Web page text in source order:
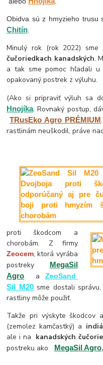
Obidva sú z hmyzieho trusu
Chitín.
Minulý rok (rok 2022) sme
čučoriedkach kanadských.
a tak sme pomoc hľadali u
opakovaný postrek z výluhu.
(Ako si pripraviť výluh sa
Hnojíka. Rovnaký postup,
TRusEko Agro PRÉMIUM
rastlinám neuškodil, práve
proti škodcom a
chorobám. Z firmy
Zeocem, ktorá vyrába
postreky
MegaSil
Agro
a ZeoSand
Sil M20sme dostali
rastliny môže použiť.
Takže pri výskyte škodcov
(zemolez kamčastký) a
ale i na kanadských
postreku ako
MegaSil Agro,